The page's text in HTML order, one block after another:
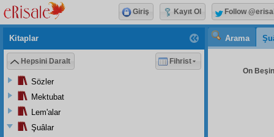
Arama
On
Kitaplar
Hepsini Daralt Fihrist
Sözler
Mektubat
Lem'alar
Şuâlar
Giriş Kayıt Ol Follow